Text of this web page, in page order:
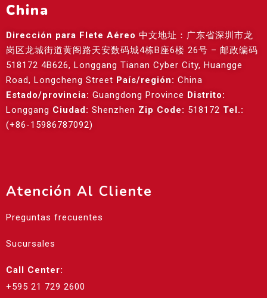
China
Dirección para Flete Aéreo 中文地址：广东省深圳市龙
岗区龙城街道黄阁路天安数码城4栋B座6楼 26号 – 邮政编码
518172 4B626, Longgang Tianan Cyber City, Huangge
Road, Longcheng Street País/región: China
Estado/provincia: Guangdong Province Distrito:
Longgang Ciudad: Shenzhen Zip Code: 518172 Tel.:
(+86-15986787092)
Atención Al Cliente
Preguntas frecuentes
Sucursales
Call Center:
+595 21 729 2600